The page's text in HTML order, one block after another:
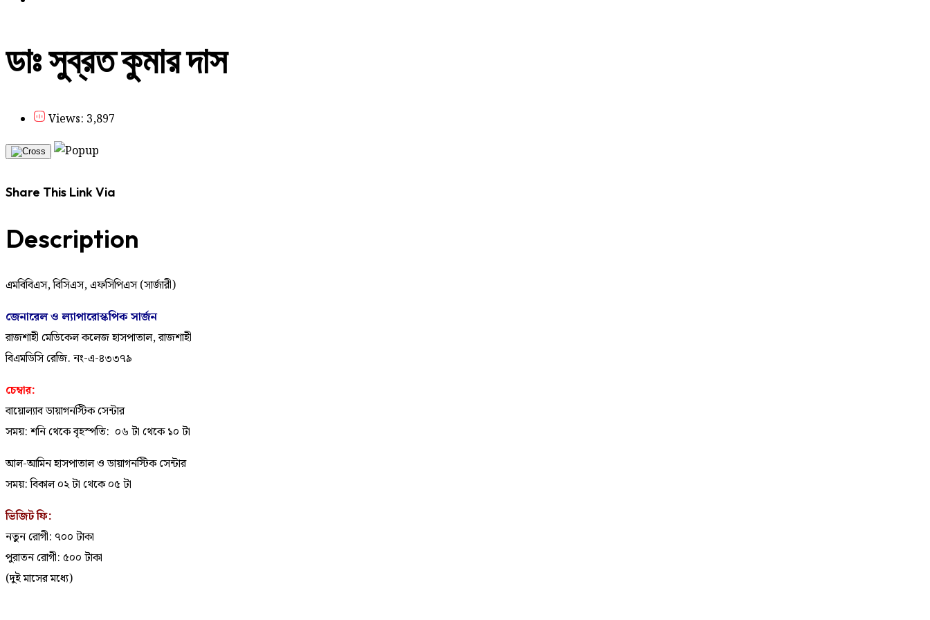
ডাঃ সুব্রত কুমার দাস
Views: 3,897
Share This Link Via
Description
এমবিবিএস, বিসিএস, এফসিপিএস (সার্জারী)
জেনারেল ও ল্যাপারোস্কপিক সার্জন
রাজশাহী মেডিকেল কলেজ হাসপাতাল, রাজশাহী
বিএমডিসি রেজি. নং-এ-৪৩৩৭৯
চেম্বার:
বায়োল্যাব ডায়াগনস্টিক সেন্টার
সময়: শনি থেকে বৃহস্পতি: ০৬ টা থেকে ১০ টা
আল-আমিন হাসপাতাল ও ডায়াগনস্টিক সেন্টার
সময়: বিকাল ০২ টা থেকে ০৫ টা
ভিজিট ফি:
নতুন রোগী: ৭০০ টাকা
পুরাতন রোগী: ৫০০ টাকা
(দুই মাসের মধ্যে)